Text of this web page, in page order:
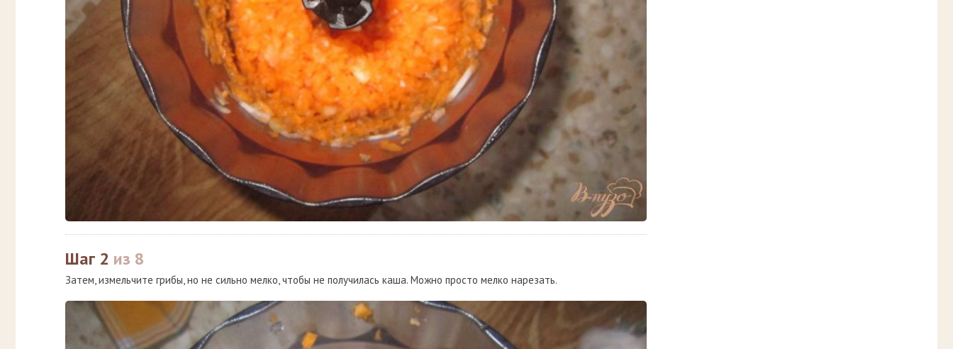
Шаг 2 из 8
Затем, измельчите грибы, но не сильно мелко, чтобы не получилась каша. Можно просто мелко нарезать.